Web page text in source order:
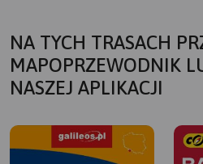
NA TYCH TRASACH
MAPOPRZEWODNIK
NASZEJ APLIKACJI